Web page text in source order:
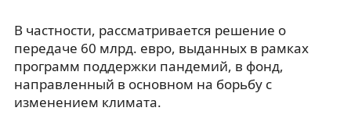
В частности, рассматривается решение о
передаче 60 млрд. евро, выданных в рамках
программ поддержки пандемий, в фонд,
направленный в основном на борьбу с
изменением климата.